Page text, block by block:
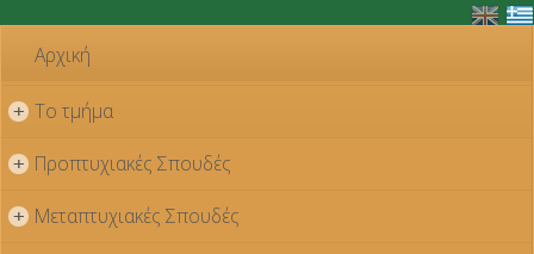
Αρχική
+ Το τμήμα
+ Προπτυχιακές Σπουδές
+ Μεταπτυχιακές Σπουδές